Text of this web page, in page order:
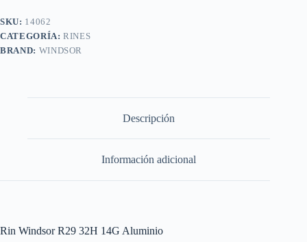
SKU: 14062
CATEGORÍA:RINES
BRAND: WINDSOR
Descripción
Información adicional
Rin Windsor R29 32H 14G Aluminio